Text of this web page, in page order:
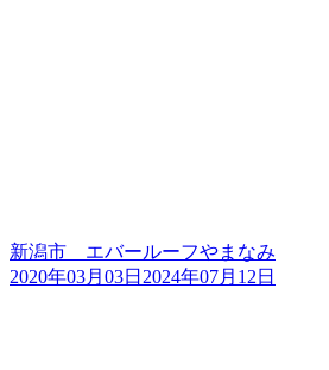
新潟市 エバールーフやまなみ
2020年03月03日 2024年07月12日